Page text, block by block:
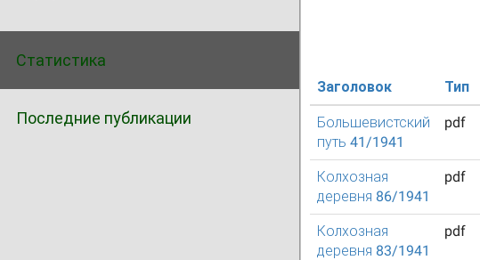
Статистика
Последние публикации
Заголовок Тип
Большевистский
путь 41/1941
pdf
Колхозная
деревня 86/1941
pdf
Колхозная
деревня 83/1941
pdf